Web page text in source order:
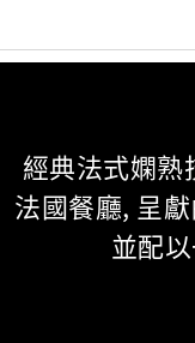
經典法式嫻
法國餐廳, 呈
並配